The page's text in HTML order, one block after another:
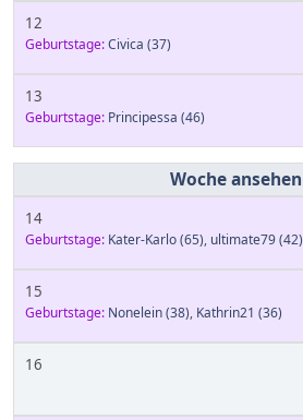
12
Geburtstage:Civica (37)
13
Geburtstage: Principessa (46)
14
Geburtstage: Kater-Karlo(65), ultimate79(42)
15
Geburtstage: Nonelein(38), Kathrin21 (36)
16